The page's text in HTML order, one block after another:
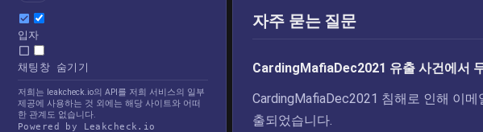
입자
채팅창 숨기기
저희는 leakcheck.io의 API를 저희 서비스의 일부
제공에 사용하는 것 외에는 해당 사이트와 어떠
한 관계도 없습니다.
Powered by Leakcheck.io
자주 묻는 질문
CardingMafiaDec2021 유출 사건에서
CardingMafiaDec2021 침해로 인해 이
출되었습니다.